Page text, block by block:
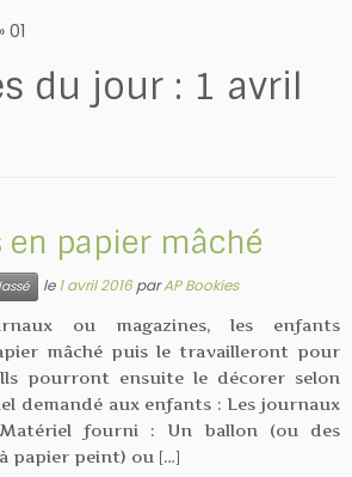
» 01
du jour : 1 avril
en papier mâché
le1 avril 2016parAP Bookies
ou magazines, les enfants
mâché puis le travailleront pour
pourront ensuite le décorer selon
demandé aux enfants : Les journaux
fourni : Un ballon (ou des
papier peint) ou […]